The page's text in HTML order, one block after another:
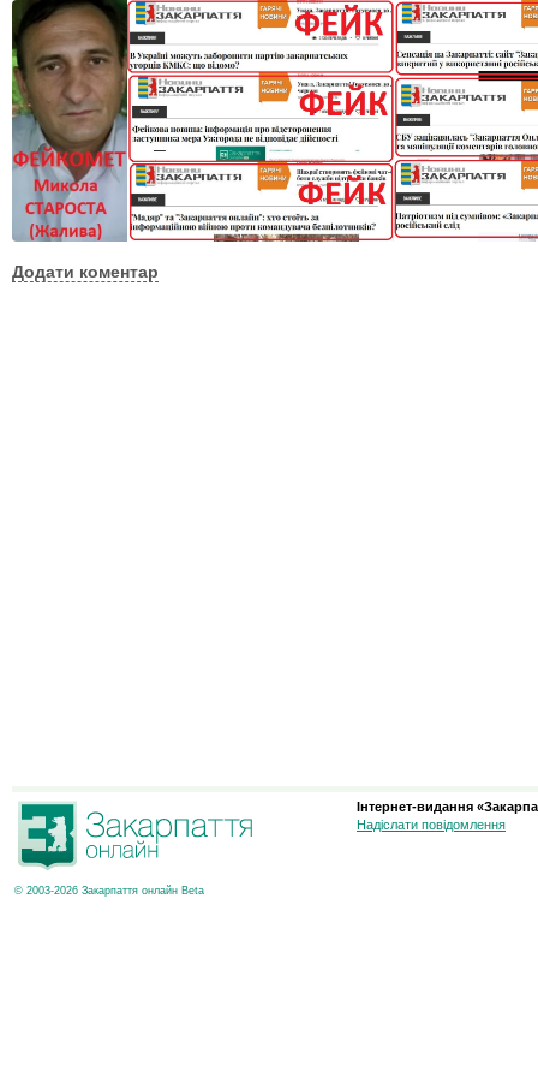
Додати коментар
© 2003-2026 Закарпаття онлайн Beta
Інтернет-видання
Надіслати повідомлення